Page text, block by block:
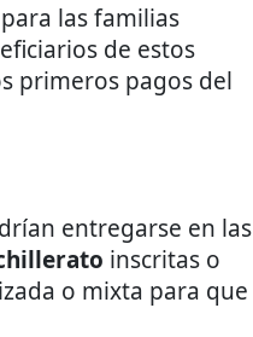
las familias
de estos
primeros pagos del
entregarse en las
inscritas o
o mixta para que